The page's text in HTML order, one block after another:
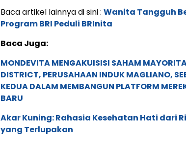
Baca artikel lainnya di sini : Wanita Tangguh
Program BRI Peduli BRInita
Baca Juga:
MONDEVITA MENGAKUISISI SAHAM
DISTRICT, PERUSAHAAN INDUK MAGLIANO,
KEDUA DALAM MEMBANGUN PLATFORM
BARU
Akar Kuning: Rahasia Kesehatan Hati dari
yang Terlupakan